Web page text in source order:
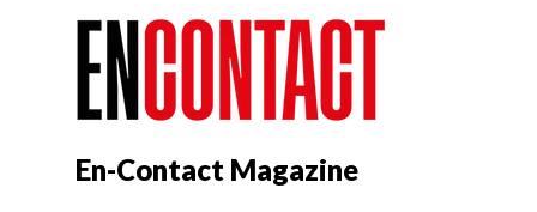
En-Contact Magazine